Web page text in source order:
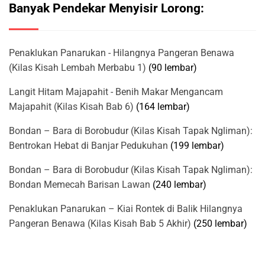
Banyak Pendekar Menyisir Lorong:
Penaklukan Panarukan - Hilangnya Pangeran Benawa
(Kilas Kisah Lembah Merbabu 1) (90 lembar)
Langit Hitam Majapahit - Benih Makar Mengancam
Majapahit (Kilas Kisah Bab 6) (164 lembar)
Bondan – Bara di Borobudur (Kilas Kisah Tapak Ngliman):
Bentrokan Hebat di Banjar Pedukuhan (199 lembar)
Bondan – Bara di Borobudur (Kilas Kisah Tapak Ngliman):
Bondan Memecah Barisan Lawan (240 lembar)
Penaklukan Panarukan – Kiai Rontek di Balik Hilangnya
Pangeran Benawa (Kilas Kisah Bab 5 Akhir) (250 lembar)